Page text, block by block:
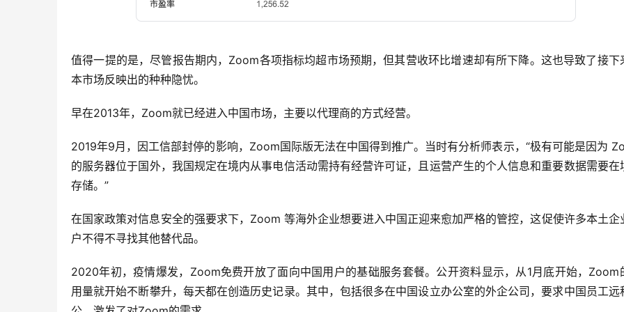
值得一提的是，尽管报告期内，Zoom各项指标均超市场预期，但其营收环比增速却有所下降。这也导致了接下
本市场反映出的种种隐忧。
早在2013年，Zoom就已经进入中国市场，主要以代理商的方式经营。
2019年9月，因工信部封停的影响，Zoom国际版无法在中国得到推广。当时有分析师表示，“极有可能是因为
的服务器位于国外，我国规定在境内从事电信活动需持有经营许可证，且运营产生的个人信息和重要数据需要在
存储。”
在国家政策对信息安全的强要求下，Zoom 等海外企业想要进入中国正迎来愈加严格的管控，这促使许多本土企
户不得不寻找其他替代品。
2020年初，疫情爆发，Zoom免费开放了面向中国用户的基础服务套餐。公开资料显示，从1月底开始，Zoom
用量就开始不断攀升，每天都在创造历史记录。其中，包括很多在中国设立办公室的外企公司，要求中国员工远